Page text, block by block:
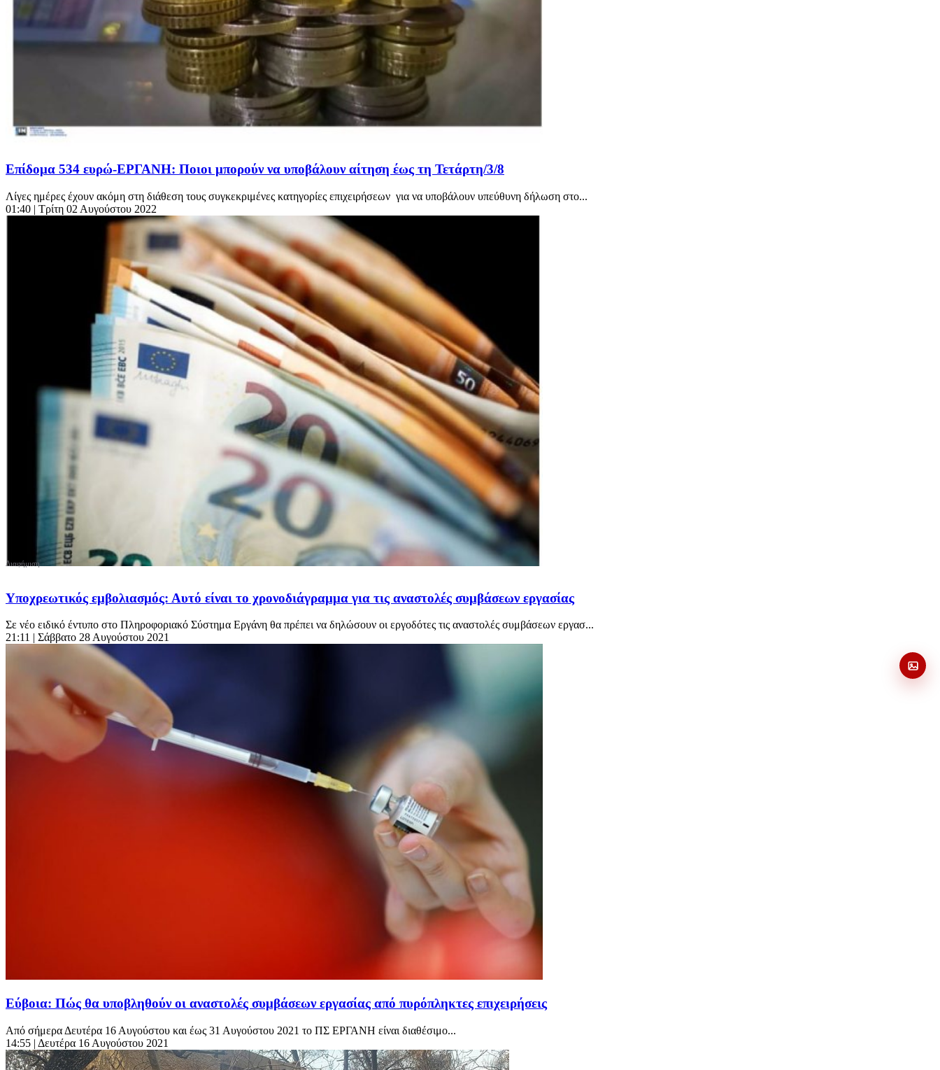
Επίδομα 534 ευρώ-ΕΡΓΑΝΗ: Ποιοι μπορούν να υποβάλουν αίτηση έως τη Τετάρτη/3/8
Λίγες ημέρες έχουν ακόμη στη διάθεση τους συγκεκριμένες κατηγορίες επιχειρήσεων για να υποβάλουν υπεύθυνη δήλωση στο...
01:40 | Τρίτη 02 Αυγούστου 2022
Υποχρεωτικός εμβολιασμός: Αυτό είναι το χρονοδιάγραμμα για τις αναστολές συμβάσεων εργασίας
Σε νέο ειδικό έντυπο στο Πληροφοριακό Σύστημα Εργάνη θα πρέπει να δηλώσουν οι εργοδότες τις αναστολές συμβάσεων εργασ...
21:11 | Σάββατο 28 Αυγούστου 2021
Εύβοια: Πώς θα υποβληθούν οι αναστολές συμβάσεων εργασίας από πυρόπληκτες επιχειρήσεις
Από σήμερα Δευτέρα 16 Αυγούστου και έως 31 Αυγούστου 2021 το ΠΣ ΕΡΓΑΝΗ είναι διαθέσιμο...
14:55 | Δευτέρα 16 Αυγούστου 2021